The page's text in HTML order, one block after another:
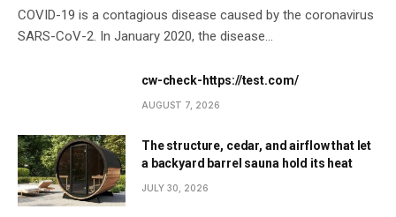
COVID-19 is a contagious disease caused by the coronavirus
SARS-CoV-2. In January 2020, the disease…
cw-check-https://test.com/
AUGUST 7, 2026
The structure, cedar, and airflow that let
a backyard barrel sauna hold its heat
JULY 30, 2026